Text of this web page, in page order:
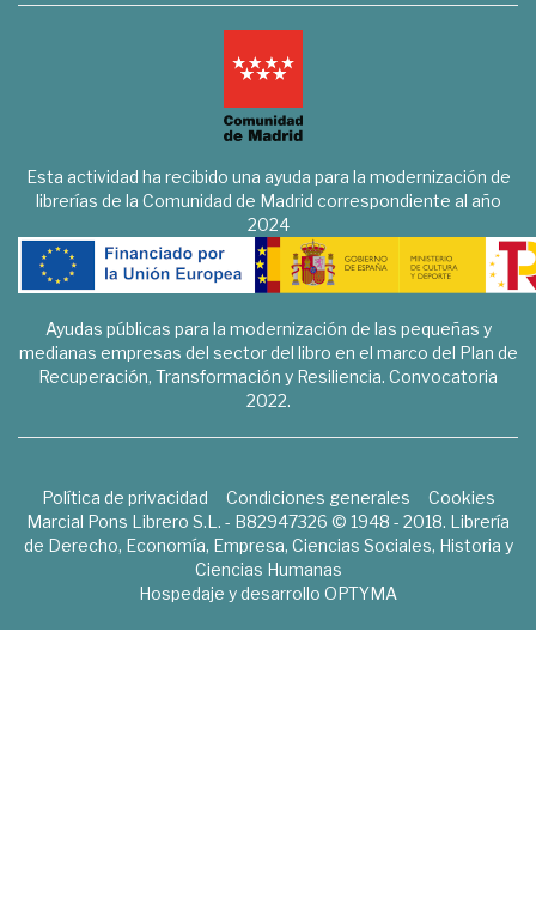
Esta actividad ha recibido una ayuda para la modernización de
librerías de la Comunidad de Madrid correspondiente al año
2024
Ayudas públicas para la modernización de las pequeñas y
medianas empresas del sector del libro en el marco del Plan de
Recuperación, Transformación y Resiliencia. Convocatoria
2022.
Política de privacidad Condiciones generales
Cookies
Marcial Pons Librero S.L. - B82947326 © 1948 - 2018. Librería
de Derecho, Economía, Empresa, Ciencias Sociales, Historia y
Ciencias Humanas
Hospedaje y desarrollo OPTYMA